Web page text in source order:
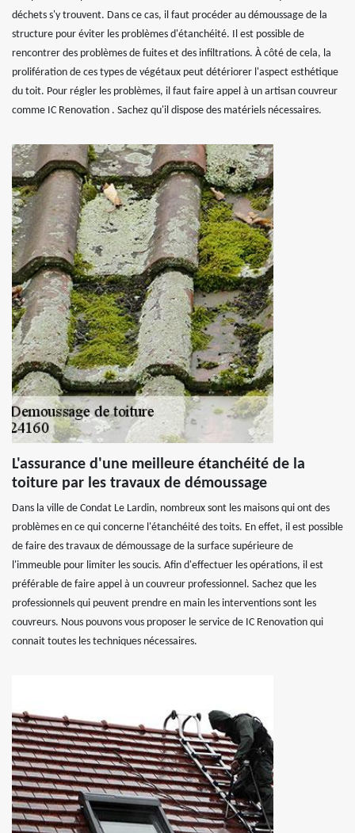
déchets s'y trouvent. Dans ce cas, il faut procéder au démoussage de la
structure pour éviter les problèmes d'étanchéité. Il est possible de
rencontrer des problèmes de fuites et des infiltrations. À côté de cela, la
prolifération de ces types de végétaux peut détériorer l'aspect esthétique
du toit. Pour régler les problèmes, il faut faire appel à un artisan couvreur
comme IC Renovation . Sachez qu'il dispose des matériels nécessaires.
L'assurance d'une meilleure étanchéité de la
toiture par les travaux de démoussage
Dans la ville de Condat Le Lardin, nombreux sont les maisons qui ont des
problèmes en ce qui concerne l'étanchéité des toits. En effet, il est possible
de faire des travaux de démoussage de la surface supérieure de
l'immeuble pour limiter les soucis. Afin d'effectuer les opérations, il est
préférable de faire appel à un couvreur professionnel. Sachez que les
professionnels qui peuvent prendre en main les interventions sont les
couvreurs. Nous pouvons vous proposer le service de IC Renovation qui
connait toutes les techniques nécessaires.